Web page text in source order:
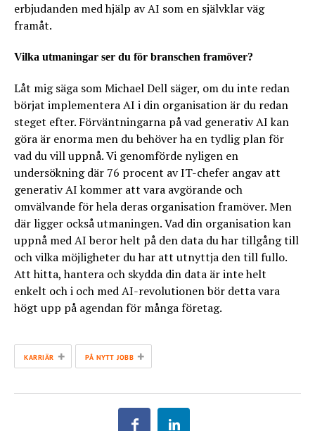
erbjudanden med hjälp av AI som en självklar väg
framåt.
Vilka utmaningar ser du för branschen framöver?
Låt mig säga som Michael Dell säger, om du inte redan
börjat implementera AI i din organisation är du redan
steget efter. Förväntningarna på vad generativ AI kan
göra är enorma men du behöver ha en tydlig plan för
vad du vill uppnå. Vi genomförde nyligen en
undersökning där 76 procent av IT-chefer angav att
generativ AI kommer att vara avgörande och
omvälvande för hela deras organisation framöver. Men
där ligger också utmaningen. Vad din organisation kan
uppnå med AI beror helt på den data du har tillgång till
och vilka möjligheter du har att utnyttja den till fullo.
Att hitta, hantera och skydda din data är inte helt
enkelt och i och med AI-revolutionen bör detta vara
högt upp på agendan för många företag.
KARRIÄR + PÅ NYTT JOBB +